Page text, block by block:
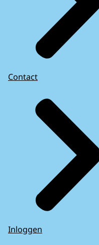
Contact
Inloggen